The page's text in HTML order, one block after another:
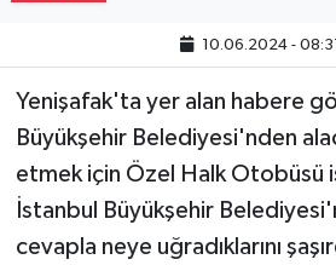
10.06.2024 - 08:31
Yenişafak'ta yer alan habere
Büyükşehir Belediyesi'nden
etmek için Özel Halk Otobüsü
İstanbul Büyükşehir
cevapla neye uğradıklarını